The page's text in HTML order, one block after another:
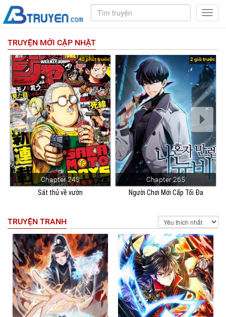
TRUYỆN MỚI CẬP NHẬT
Chapter 248
Sát thủ về vườn
40 phút trước
Chapter 265
Người Chơi Mới Cấp Tối Đa
2 giờ trước
TRUYỆN TRANH